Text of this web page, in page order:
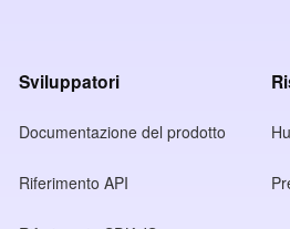
Sviluppatori
Documentazione del prodotto
Riferimento API